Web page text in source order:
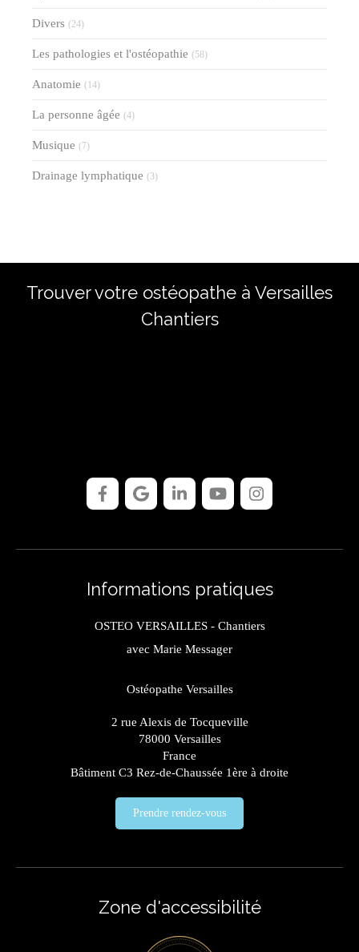
Divers (24)
Les pathologies et l'ostéopathie (58)
Anatomie (14)
La personne âgée (4)
Musique (7)
Drainage lymphatique (3)
Trouver votre ostéopathe à Versailles
Chantiers
Informations pratiques
OSTEO VERSAILLES - Chantiers
avec Marie Messager
Ostéopathe Versailles
2 rue Alexis de Tocqueville
78000 Versailles
France
Bâtiment C3 Rez-de-Chaussée 1ère à droite
Prendre rendez-vous
Zone d'accessibilité